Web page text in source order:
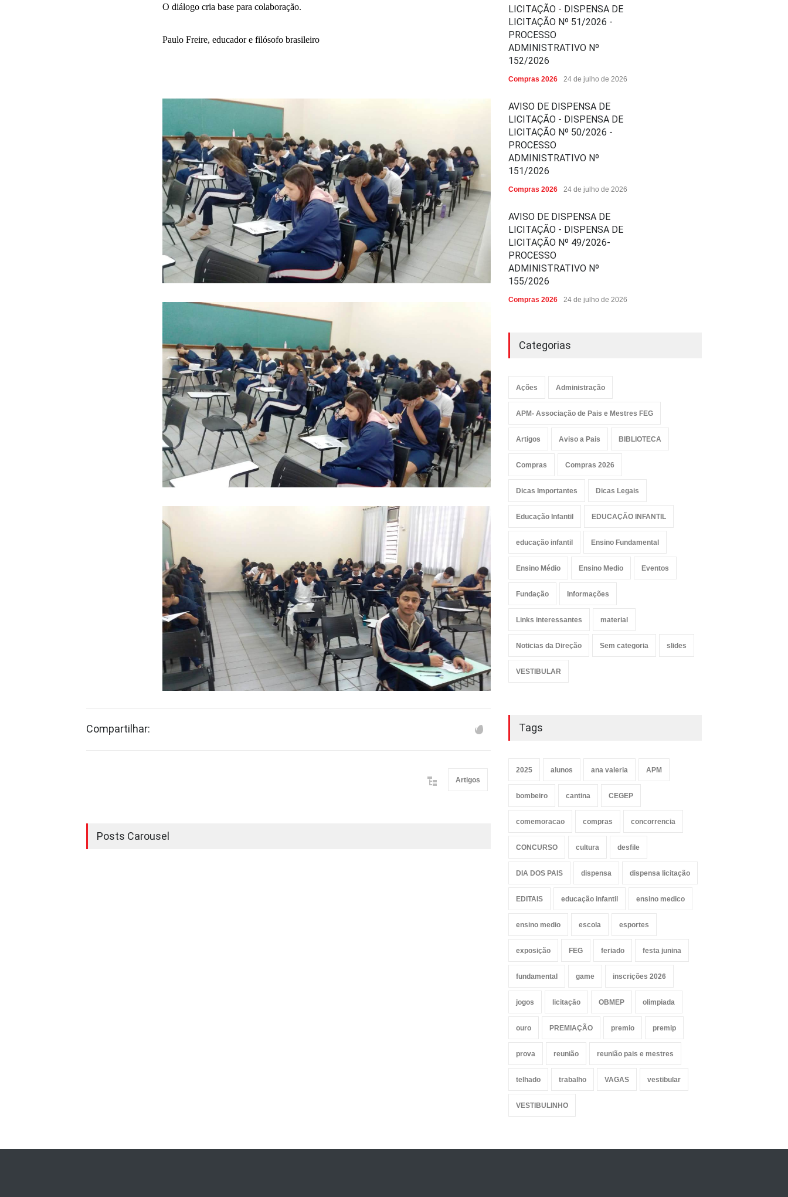
O diálogo cria base para colaboração.
Paulo Freire, educador e filósofo brasileiro
Compartilhar:
Artigos
Posts Carousel
LICITAÇÃO - DISPENSA DE
LICITAÇÃO Nº 51/2026 -
PROCESSO
ADMINISTRATIVO Nº
152/2026
Compras 2026 24 de julho de 2026
AVISO DE DISPENSA DE
LICITAÇÃO - DISPENSA DE
LICITAÇÃO Nº 50/2026 -
PROCESSO
ADMINISTRATIVO Nº
151/2026
Compras 2026 24 de julho de 2026
AVISO DE DISPENSA DE
LICITAÇÃO - DISPENSA DE
LICITAÇÃO Nº 49/2026-
PROCESSO
ADMINISTRATIVO Nº
155/2026
Compras 2026 24 de julho de 2026
Categorias
Ações Administração
APM- Associação de Pais e Mestres FEG
Artigos Aviso a Pais BIBLIOTECA
Compras Compras 2026
Dicas Importantes Dicas Legais
Educação Infantil EDUCAÇÃO INFANTIL
educação infantil Ensino Fundamental
Ensino Médio Ensino Medio Eventos
Fundação Informações
Links interessantes material
Noticias da Direção Sem categoria slides
VESTIBULAR
Tags
2025 alunos ana valeria APM
bombeiro cantina CEGEP
comemoracao compras concorrencia
CONCURSO cultura desfile
DIA DOS PAIS dispensa dispensa licitação
EDITAIS educação infantil ensino medico
ensino medio escola esportes
exposição FEG feriado festa junina
fundamental game inscrições 2026
jogos licitação OBMEP olimpiada
ouro PREMIAÇÃO premio premip
prova reunião reunião pais e mestres
telhado trabalho VAGAS vestibular
VESTIBULINHO